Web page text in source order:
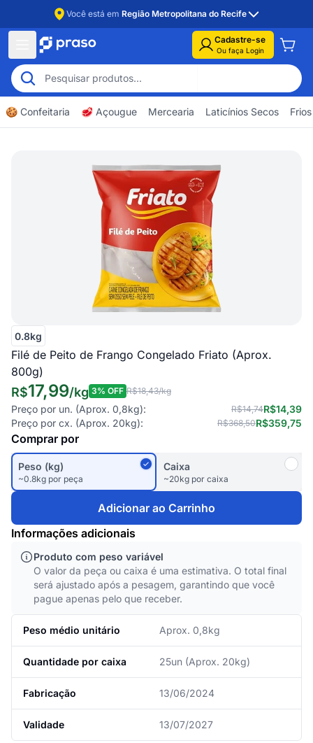
Você está em Região Metropolitana do Recife
Cadastre-se
Ou faça Login
🍪 Confeitaria 🥩 Açougue Mercearia Laticínios Secos
Informações adicionais
Produto com peso variável
O valor da peça ou caixa é uma estimativa. O total final
será ajustado após a pesagem, garantindo que você
pague apenas pelo que receber.
Peso médio unitário Aprox. 0,8kg
Quantidade por caixa 25un (Aprox. 20kg)
Fabricação 13/06/2024
Validade 13/07/2027
0.8kg
Filé de Peito de Frango Congelado Friato (Aprox.
800g)
R$17,99/kg 3% OFF R$18,43/kg
Preço por un. (Aprox. 0,8kg): R$14,74R$14,39
Preço por cx. (Aprox. 20kg): R$368,50R$359,75
Comprar por
Peso (kg)
~0.8kg por peça
Caixa
~20kg por caixa
Adicionar ao Carrinho